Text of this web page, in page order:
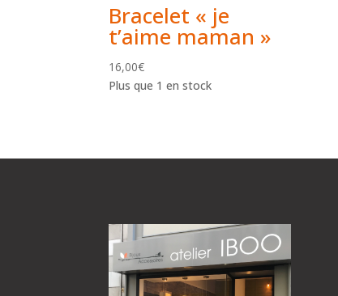
Bracelet « je
t’aime maman »
16,00€
Plus que 1 en stock